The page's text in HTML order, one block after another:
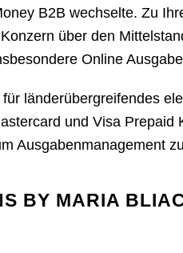
B2B wechselte. Zu
über den
Online
länderübergreifendes
und Visa
Ausgabenmanagement
BY MARIA